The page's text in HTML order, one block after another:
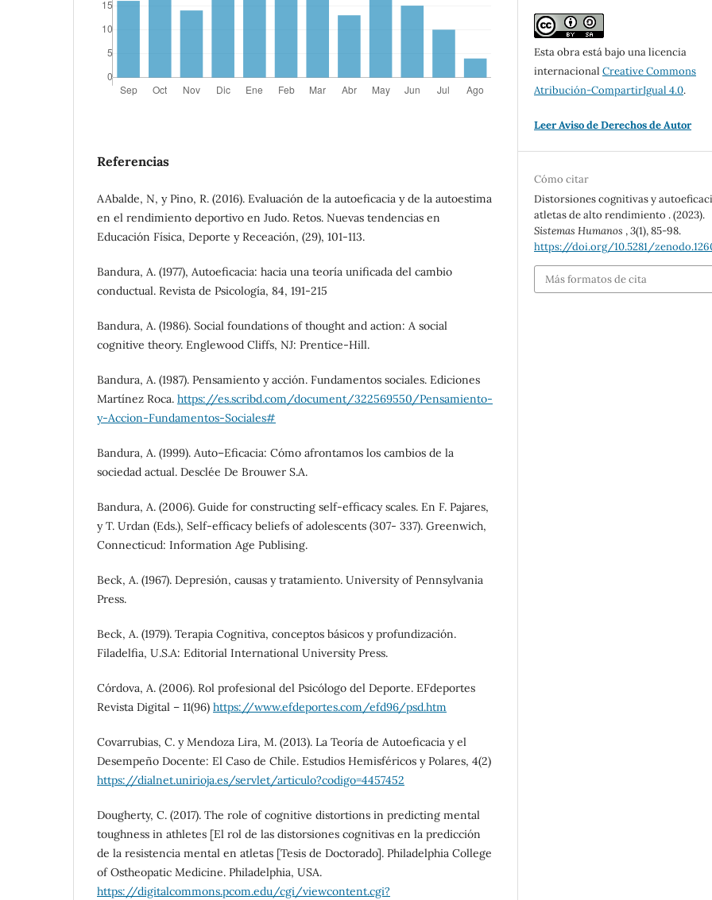
Referencias
AAbalde, N, y Pino, R. (2016). Evaluación de la autoeficacia y de la autoestima
en el rendimiento deportivo en Judo. Retos. Nuevas tendencias en
Educación Física, Deporte y Receación, (29), 101-113.
Bandura, A. (1977), Autoeficacia: hacia una teoría unificada del cambio
conductual. Revista de Psicología, 84, 191-215
Bandura, A. (1986). Social foundations of thought and action: A social
cognitive theory. Englewood Cliffs, NJ: Prentice-Hill.
Bandura, A. (1987). Pensamiento y acción. Fundamentos sociales. Ediciones
Martínez Roca. https://es.scribd.com/document/322569550/Pensamiento-
y-Accion-Fundamentos-Sociales#
Bandura, A. (1999). Auto–Eficacia: Cómo afrontamos los cambios de la
sociedad actual. Desclée De Brouwer S.A.
Bandura, A. (2006). Guide for constructing self-efficacy scales. En F. Pajares,
y T. Urdan (Eds.), Self-efficacy beliefs of adolescents (307- 337). Greenwich,
Connecticud: Information Age Publising.
Beck, A. (1967). Depresión, causas y tratamiento. University of Pennsylvania
Press.
Beck, A. (1979). Terapia Cognitiva, conceptos básicos y profundización.
Filadelfia, U.S.A: Editorial International University Press.
Córdova, A. (2006). Rol profesional del Psicólogo del Deporte. EFdeportes
Revista Digital – 11(96) https://www.efdeportes.com/efd96/psd.htm
Covarrubias, C. y Mendoza Lira, M. (2013). La Teoría de Autoeficacia y el
Desempeño Docente: El Caso de Chile. Estudios Hemisféricos y Polares, 4(2)
https://dialnet.unirioja.es/servlet/articulo?codigo=4457452
Dougherty, C. (2017). The role of cognitive distortions in predicting mental
toughness in athletes [El rol de las distorsiones cognitivas en la predicción
de la resistencia mental en atletas [Tesis de Doctorado]. Philadelphia College
of Ostheopatic Medicine. Philadelphia, USA.
https://digitalcommons.pcom.edu/cgi/viewcontent.cgi?
Esta obra está bajo una licencia
internacionalCreative Commons
Atribución-CompartirIgual 4.0.
Leer Aviso de Derechos de Autor
Cómo citar
Distorsiones cognitivas y
atletas de alto rendimiento . (2023).
Sistemas Humanos ,3(1), 85-98.
https://doi.org/10.5281/
Más formatos de cita